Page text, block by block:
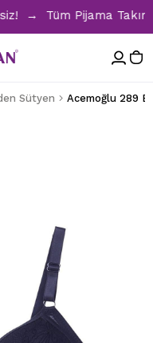
→ Tüm Pijama
Sütyen Acemoğlu 289